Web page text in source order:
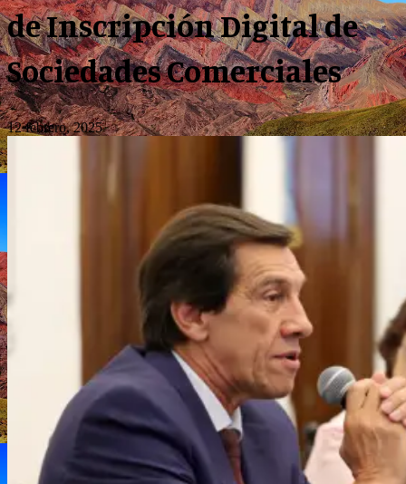
de Inscripción Digital de
Sociedades Comerciales
12 febrero, 2025